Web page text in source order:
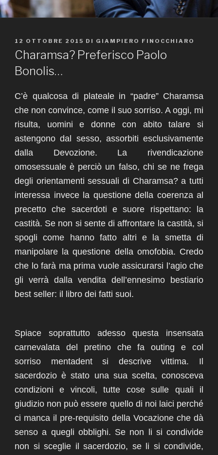
PUBBLICATO
IL
12 OTTOBRE 2015 DI GIAMPIERO FINOCCHIARO
Charamsa? Preferisco Paolo
Bonolis…
C’è qualcosa di plateale in “padre” Charamsa
che non convince, come il suo sorriso. A oggi, mi
risulta, uomini e donne con abito talare si
astengono dal sesso, assorbiti esclusivamente
dalla Devozione. La rivendicazione
omosessuale è perciò un falso, chi se ne frega
degli orientamenti sessuali di Charamsa? a tutti
interessa invece la questione della coerenza al
precetto che sacerdoti e suore rispettano: la
castità. Se non si sente di affrontare la castità, si
spogli come hanno fatto altri e la smetta di
manipolare la questione della omofobia. Credo
che lo farà ma prima vuole assicurarsi l’agio che
gli verrà dalla vendita dell’ennesimo bestiario
best seller: il libro dei fatti suoi.
Spiace soprattutto adesso questa insensata
carnevalata del pretino che fa outing e col
sorriso mentadent si descrive vittima. Il
sacerdozio è stato una sua scelta, conosceva
condizioni e vincoli, tutte cose sulle quali il
giudizio non può essere quello di noi laici perché
ci manca il pre-requisito della Vocazione che dà
senso a quegli obblighi. Se non li si condivide
non si sceglie il sacerdozio, se li si condivide,